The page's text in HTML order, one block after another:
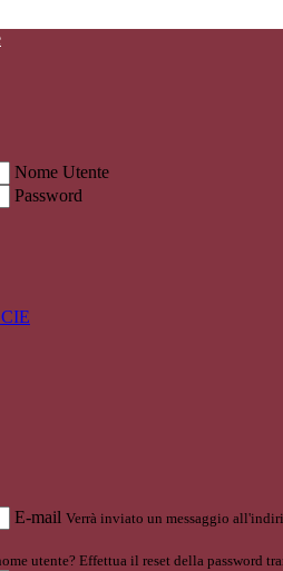
Nome Utente
Password
E-mail Verrà inviato un messaggio
utente? Effettua il reset della password